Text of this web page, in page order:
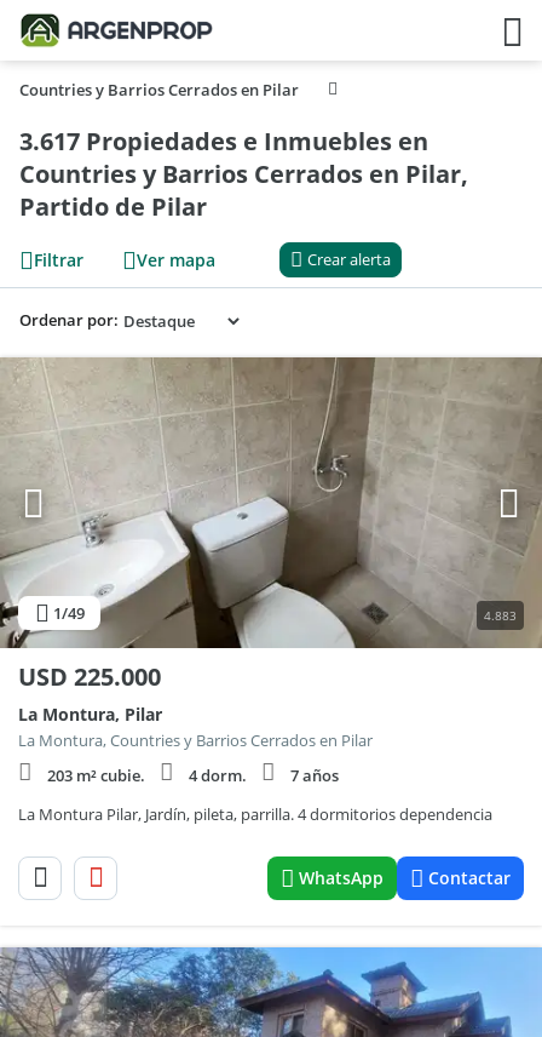
Countries y Barrios Cerrados en Pilar
3.617 Propiedades e Inmuebles en
Countries y Barrios Cerrados en Pilar,
Partido de Pilar
Filtrar Ver mapa Crear alerta
Ordenar por:
1/49 4.883
USD 225.000
La Montura, Pilar
La Montura, Countries y Barrios Cerrados en Pilar
203 m² cubie.
4 dorm.
7 años
La Montura Pilar, Jardín, pileta, parrilla. 4 dormitorios dependencia
WhatsApp Contactar